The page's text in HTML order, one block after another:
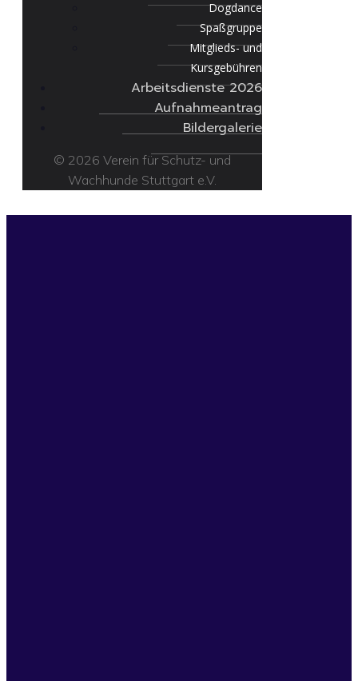
Dogdance
Spaßgruppe
Mitglieds- und
Kursgebühren
Arbeitsdienste 2026
Aufnahmeantrag
Bildergalerie
© 2026 Verein für Schutz- und
Wachhunde Stuttgart e.V.